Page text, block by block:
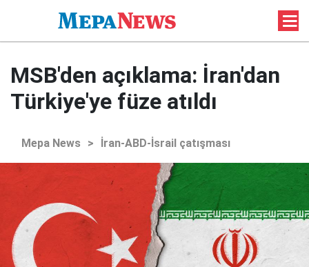
MSB'den açıklama: İran'dan
Türkiye'ye füze atıldı
Mepa News > İran-ABD-İsrail çatışması